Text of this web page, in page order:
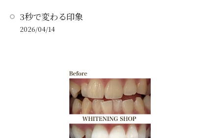
3秒で変わる印象
2026/04/14